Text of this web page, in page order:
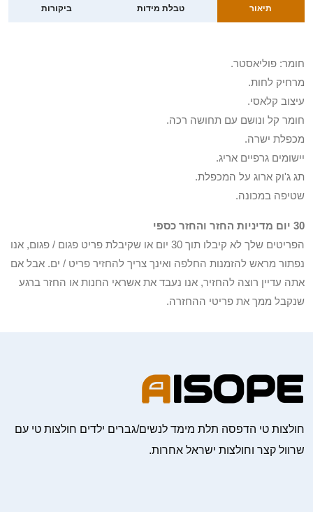
תיאור טבלת מידות ביקורות
חומר: פוליאסטר.
מרחיק לחות.
עיצוב קלאסי.
חומר קל ונושם עם תחושה רכה.
מכפלת ישרה.
יישומים גרפיים אריג.
תג ג'וק ארוג על המכפלת.
שטיפה במכונה.
30 יום מדיניות החזר והחזר כספי
הפריטים שלך לא קיבלו תוך 30 יום או שקיבלת פריט פגום / פגום, אנו
נפתור מראש להזמנות החלפה ואינך צריך להחזיר פריט / ים. אבל אם
אתה עדיין רוצה להחזיר, אנו נעבד את אשראי החנות או החזר ברגע
שנקבל ממך את פריטי ההחזרה.
חולצות טי הדפסה תלת מימד לנשים/גברים ילדים חולצות טי עם
שרוול קצר וחולצות ישראל אחרות.